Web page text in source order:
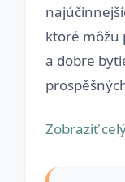
ktoré môžu
a dobre
Zobraziť